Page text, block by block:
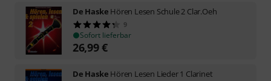
De Haske Hören Lesen Schule 2 Clar.Oeh
9
Sofort lieferbar
26,99€
De Haske Hören Lesen Lieder 1 Clarinet